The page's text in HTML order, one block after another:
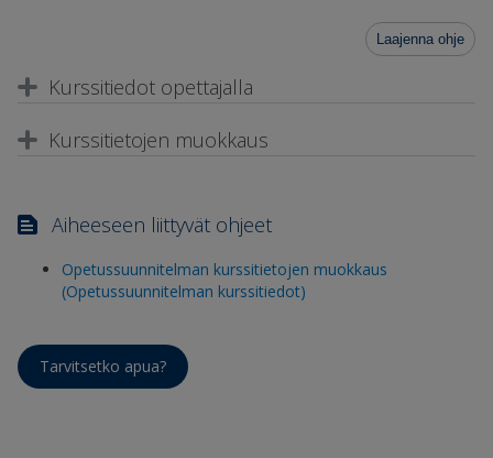
Laajenna ohje
Kurssitiedot opettajalla
Kurssitietojen muokkaus
Aiheeseen liittyvät ohjeet
Opetussuunnitelman kurssitietojen muokkaus
(Opetussuunnitelman kurssitiedot)
Tarvitsetko apua?